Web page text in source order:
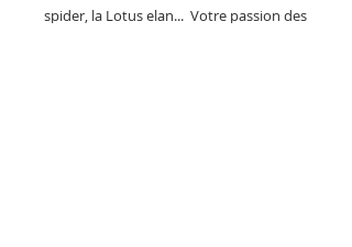
spider, la Lotus elan... Votre passion des